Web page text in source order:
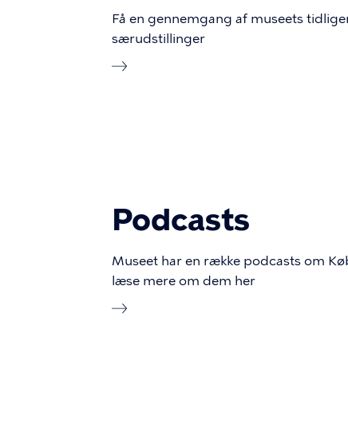
Få en gennemgang af museets
særudstillinger
Podcasts
Museet har en række podcasts om
læse mere om dem her